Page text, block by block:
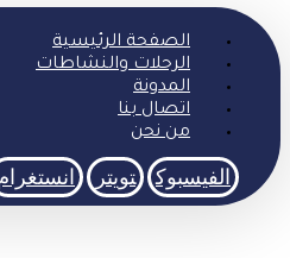
الصفحة الرئيسية
الرحلات والنشاطات
المدونة
اتصال بنا
من نحن
الفيسبوك تويتر